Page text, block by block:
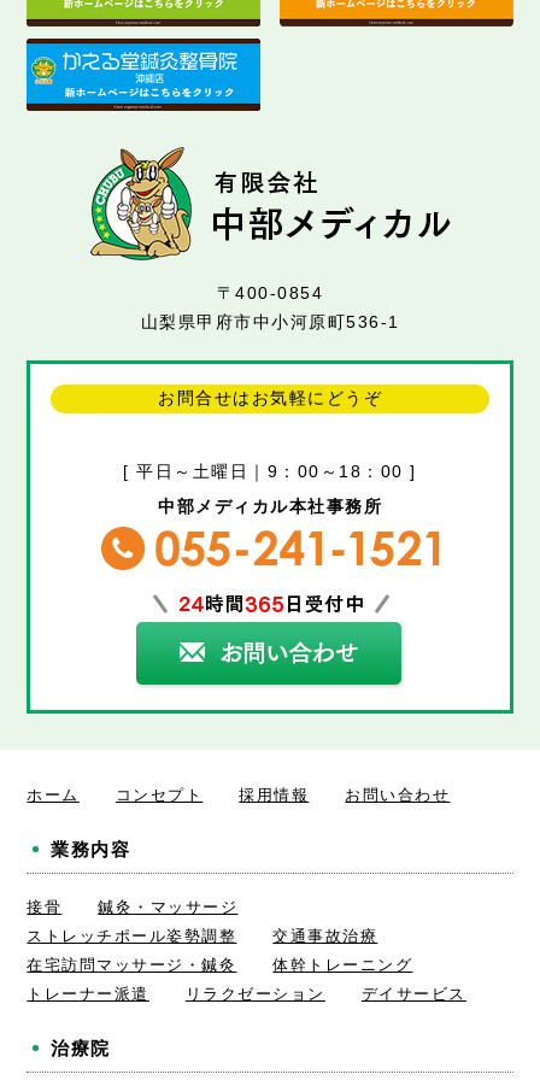
〒400-0854
山梨県甲府市中小河原町536-1
お問合せはお気軽にどうぞ
[ 平日～土曜日｜9：00～18：00 ]
中部メディカル本社事務所
ホーム コンセプト 採用情報 お問い合わせ
業務内容
接骨
鍼灸・マッサージ
ストレッチポール姿勢調整
交通事故治療
在宅訪問マッサージ・鍼灸
体幹トレーニング
トレーナー派遣
リラクゼーション デイサービス
治療院